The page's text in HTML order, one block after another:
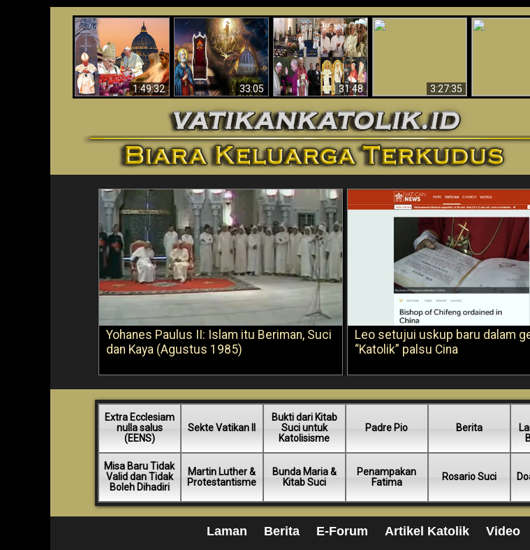
1:49:32
Wahyu di Vatikan
Sekarang
33:05
Apakah Alkitab
Memprediksikan 70
Tahun Tanpa
Seorang Paus?
31:48
Vatikan II Adalah
Agama Baru
3:27:35
Video (Edisi Final)
Yohanes Paulus II: Islam itu Beriman, Suci
dan Kaya (Agustus 1985)
Leo setujui uskup baru dalam
“Katolik” palsu Cina
Extra Ecclesiam
nulla salus
(EENS)
Sekte Vatikan II
Bukti dari Kitab
Suci untuk
Katolisisme
Padre Pio Berita
Misa Baru Tidak
Valid dan Tidak
Boleh Dihadiri
Martin Luther &
Protestantisme
Bunda Maria &
Kitab Suci
Penampakan
Fatima
Rosario Suci
Laman Berita E-Forum Artikel Katolik Video